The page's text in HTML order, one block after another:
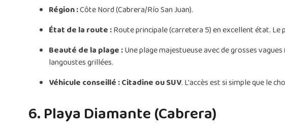
Région :Côte Nord (Cabrera/Río San Juan).
État de la route :Route principale (carretera 5) en excellent état. Le
Beauté de la plage :Une plage majestueuse avec de grosses
langoustes grillées.
Véhicule conseillé :Citadine ou SUV. L'accès est si simple que le
6. Playa Diamante (Cabrera)